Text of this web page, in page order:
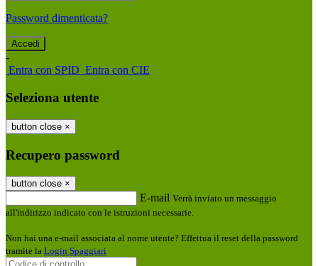
Password dimenticata?
-
Entra con SPID Entra con CIE
Seleziona utente
button close ×
Recupero password
button close ×
E-mail Verrà inviato un messaggio
all'indirizzo indicato con le istruzioni necessarie.
Non hai una e-mail associata al nome utente? Effettua il reset della password
tramite la Login Spaggiari